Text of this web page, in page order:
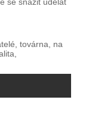
se snažit udělat
továrna, na